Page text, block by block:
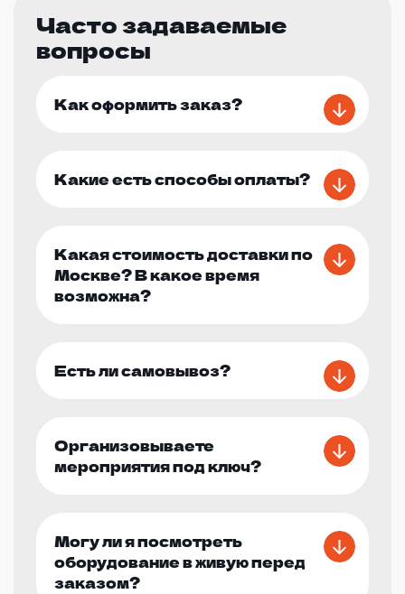
Часто задаваемые
вопросы
Как оформить заказ?
Какие есть способы оплаты?
Какая стоимость доставки по
Москве? В какое время
возможна?
Есть ли самовывоз?
Организовываете
мероприятия под ключ?
Могу ли я посмотреть
оборудование в живую перед
заказом?